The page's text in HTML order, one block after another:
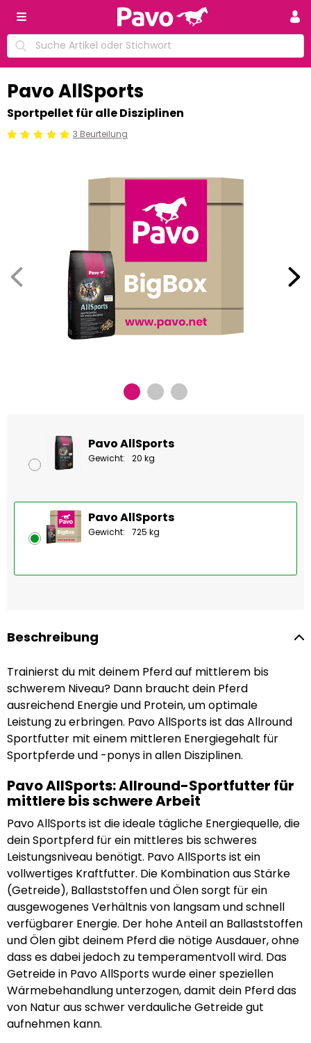
Pavo AllSports
Sportpellet für alle Disziplinen
Beoordeling: 5/5 3 Beurteilung
Pavo AllSports
Gewicht: 20 kg
Pavo AllSports
Gewicht: 725 kg
Beschreibung
Trainierst du mit deinem Pferd auf mittlerem bis
schwerem Niveau? Dann braucht dein Pferd
ausreichend Energie und Protein, um optimale
Leistung zu erbringen. Pavo AllSports ist das Allround
Sportfutter mit einem mittleren Energiegehalt für
Sportpferde und -ponys in allen Disziplinen.
Pavo AllSports: Allround-Sportfutter für
mittlere bis schwere Arbeit
Pavo AllSports ist die ideale tägliche Energiequelle, die
dein Sportpferd für ein mittleres bis schweres
Leistungsniveau benötigt. Pavo AllSports ist ein
vollwertiges Kraftfutter. Die Kombination aus Stärke
(Getreide), Ballaststoffen und Ölen sorgt für ein
ausgewogenes Verhältnis von langsam und schnell
verfügbarer Energie. Der hohe Anteil an Ballaststoffen
und Ölen gibt deinem Pferd die nötige Ausdauer, ohne
dass es dabei jedoch zu temperamentvoll wird. Das
Getreide in Pavo AllSports wurde einer speziellen
Wärmebehandlung unterzogen, damit dein Pferd das
von Natur aus schwer verdauliche Getreide gut
aufnehmen kann.